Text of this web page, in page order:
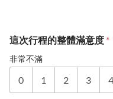
這次行程的整體滿意度 *
非常不滿
0 1 2 3 4